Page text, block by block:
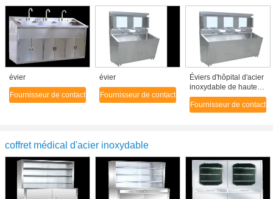
évier
Fournisseur de contact
évier
Fournisseur de contact
Éviers d'hôpital d'acier
inoxydable de haute
performance avec trois
robinets de capteur de
Fournisseur de contact
coffret médical d'acier inoxydable